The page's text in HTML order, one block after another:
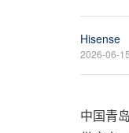
Hisense
2026-06-
中国青岛